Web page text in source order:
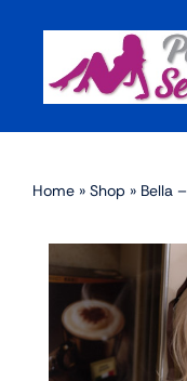
content
Par corps
Par marque
Par matériaux
Home » Shop » Bella